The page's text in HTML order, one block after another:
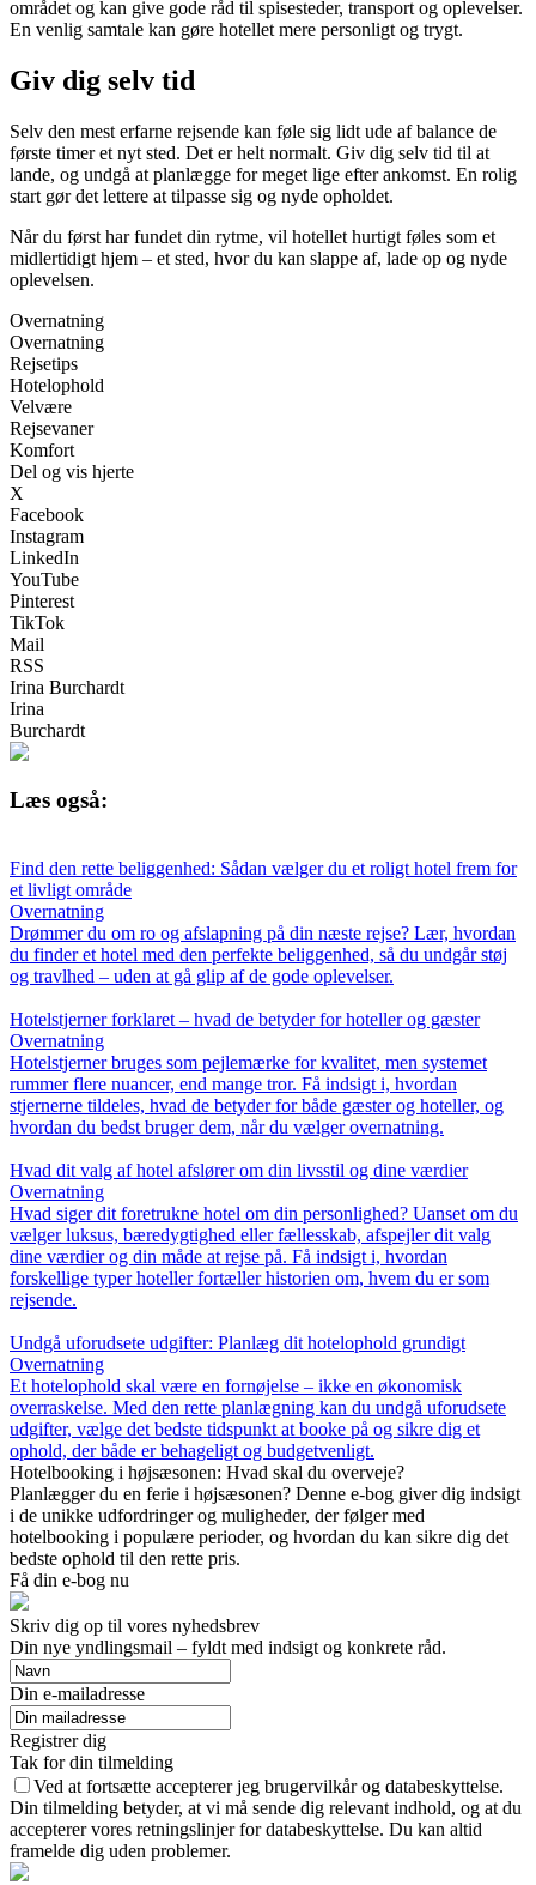
området og kan give gode råd til spisesteder, transport og oplevelser.
En venlig samtale kan gøre hotellet mere personligt og trygt.
Giv dig selv tid
Selv den mest erfarne rejsende kan føle sig lidt ude af balance de
første timer et nyt sted. Det er helt normalt. Giv dig selv tid til at
lande, og undgå at planlægge for meget lige efter ankomst. En rolig
start gør det lettere at tilpasse sig og nyde opholdet.
Når du først har fundet din rytme, vil hotellet hurtigt føles som et
midlertidigt hjem – et sted, hvor du kan slappe af, lade op og nyde
oplevelsen.
Overnatning
Overnatning
Rejsetips
Hotelophold
Velvære
Rejsevaner
Komfort
Del og vis hjerte
X
Facebook
Instagram
LinkedIn
YouTube
Pinterest
TikTok
Mail
RSS
Irina Burchardt
Irina
Burchardt
Læs også:
Find den rette beliggenhed: Sådan vælger du et roligt hotel frem for
et livligt område
Overnatning
Drømmer du om ro og afslapning på din næste rejse? Lær, hvordan
du finder et hotel med den perfekte beliggenhed, så du undgår støj
og travlhed – uden at gå glip af de gode oplevelser.
Hotelstjerner forklaret – hvad de betyder for hoteller og gæster
Overnatning
Hotelstjerner bruges som pejlemærke for kvalitet, men systemet
rummer flere nuancer, end mange tror. Få indsigt i, hvordan
stjernerne tildeles, hvad de betyder for både gæster og hoteller, og
hvordan du bedst bruger dem, når du vælger overnatning.
Hvad dit valg af hotel afslører om din livsstil og dine værdier
Overnatning
Hvad siger dit foretrukne hotel om din personlighed? Uanset om du
vælger luksus, bæredygtighed eller fællesskab, afspejler dit valg
dine værdier og din måde at rejse på. Få indsigt i, hvordan
forskellige typer hoteller fortæller historien om, hvem du er som
rejsende.
Undgå uforudsete udgifter: Planlæg dit hotelophold grundigt
Overnatning
Et hotelophold skal være en fornøjelse – ikke en økonomisk
overraskelse. Med den rette planlægning kan du undgå uforudsete
udgifter, vælge det bedste tidspunkt at booke på og sikre dig et
ophold, der både er behageligt og budgetvenligt.
Hotelbooking i højsæsonen: Hvad skal du overveje?
Planlægger du en ferie i højsæsonen? Denne e-bog giver dig indsigt
i de unikke udfordringer og muligheder, der følger med
hotelbooking i populære perioder, og hvordan du kan sikre dig det
bedste ophold til den rette pris.
Få din e-bog nu
Skriv dig op til vores nyhedsbrev
Din nye yndlingsmail – fyldt med indsigt og konkrete råd.
Din e-mailadresse
Registrer dig
Tak for din tilmelding
Ved at fortsætte accepterer jeg brugervilkår og databeskyttelse.
Din tilmelding betyder, at vi må sende dig relevant indhold, og at du
accepterer vores retningslinjer for databeskyttelse. Du kan altid
framelde dig uden problemer.